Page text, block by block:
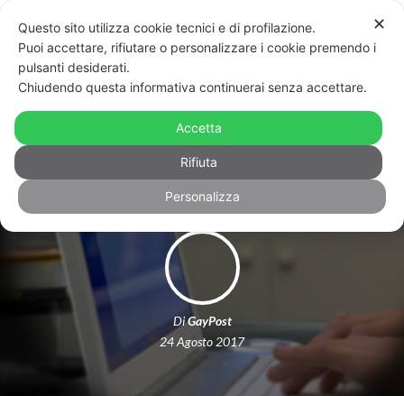
Shock in Francia: arriva lo spyware
per scoprire se tuo figlio è gay
DiGayPost
24 Agosto 2017
✕
Questo sito utilizza cookie tecnici e di profilazione.
Puoi accettare, rifiutare o personalizzare i cookie premendo i
pulsanti desiderati.
Chiudendo questa informativa continuerai senza accettare.
Accetta
Rifiuta
Personalizza